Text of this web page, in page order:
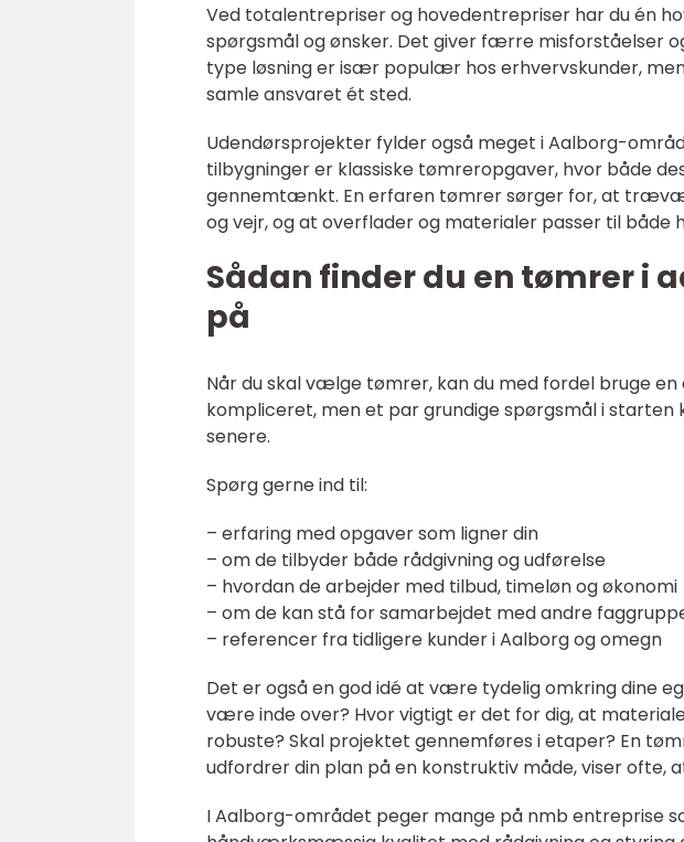
Ved totalentrepriser og hovedentrepriser har du én
spørgsmål og ønsker. Det giver færre misforståelser
type løsning er især populær hos erhvervskunder,
samle ansvaret ét sted.
Udendørsprojekter fylder også meget i Aalborg-
tilbygninger er klassiske tømreropgaver, hvor både
gennemtænkt. En erfaren tømrer sørger for, at
og vejr, og at overflader og materialer passer til både
Sådan finder du en tømrer i
på
Når du skal vælge tømrer, kan du med fordel bruge
kompliceret, men et par grundige spørgsmål i
senere.
Spørg gerne ind til:
– erfaring med opgaver som ligner din
– om de tilbyder både rådgivning og udførelse
– hvordan de arbejder med tilbud, timeløn og økonomi
– om de kan stå for samarbejdet med andre
– referencer fra tidligere kunder i Aalborg og omegn
Det er også en god idé at være tydelig omkring dine
være inde over? Hvor vigtigt er det for dig, at
robuste? Skal projektet gennemføres i etaper? En
udfordrer din plan på en konstruktiv måde, viser ofte,
I Aalborg-området peger mange på nmb entreprise